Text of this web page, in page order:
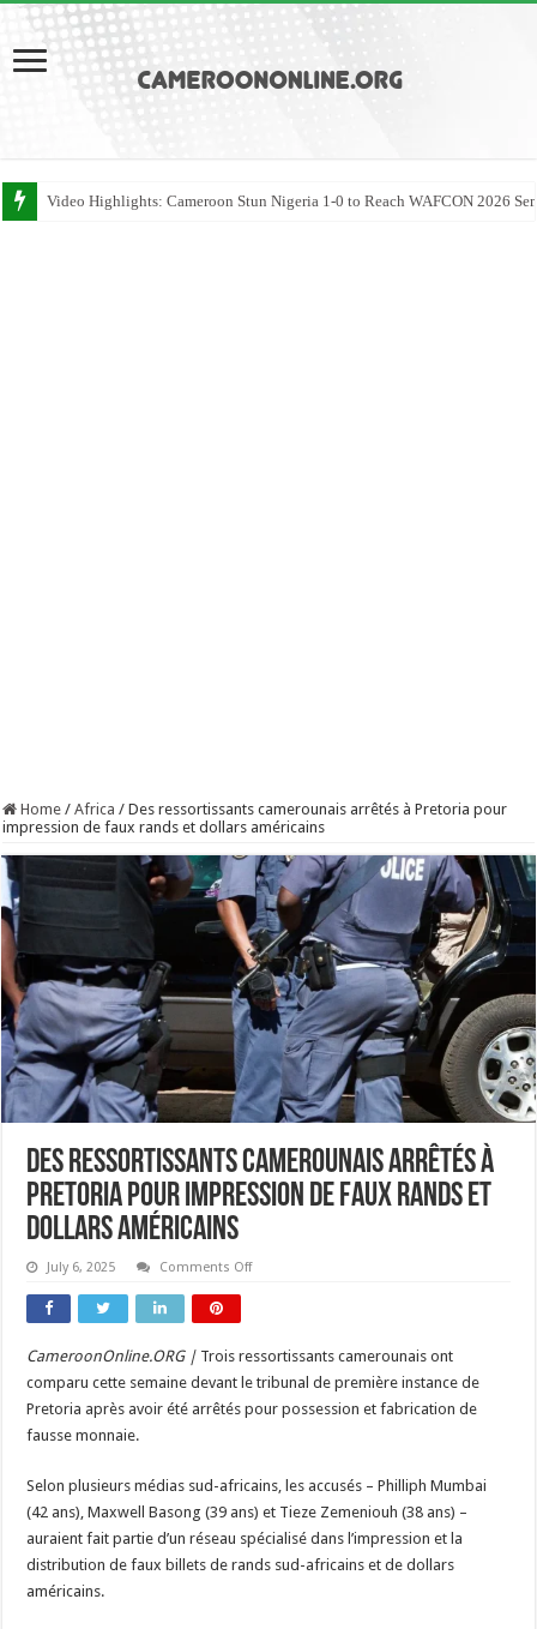
Video Highlights: Cameroon Stun Nigeria 1-0 to Reach WAFCON 2026
Home / Africa / Des ressortissants camerounais arrêtés à Pretoria pour
impression de faux rands et dollars américains
Des ressortissants camerounais arrêtés à
Pretoria pour impression de faux rands et
dollars américains
July 6, 2025 Comments Offon
Pretoria
pour
impression
de
américains
CameroonOnline.ORG | Trois ressortissants camerounais ont
comparu cette semaine devant le tribunal de première instance de
Pretoria après avoir été arrêtés pour possession et fabrication de
fausse monnaie.
Selon plusieurs médias sud-africains, les accusés – Philliph Mumbai
(42 ans), Maxwell Basong (39 ans) et Tieze Zemeniouh (38 ans) –
auraient fait partie d’un réseau spécialisé dans l’impression et la
distribution de faux billets de rands sud-africains et de dollars
américains.